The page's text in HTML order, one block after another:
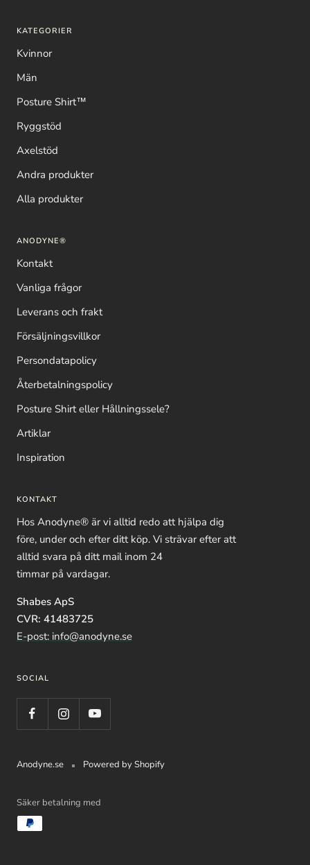
KATEGORIER
Kvinnor
Män
Posture Shirt™
Ryggstöd
Axelstöd
Andra produkter
Alla produkter
ANODYNE®
Kontakt
Vanliga frågor
Leverans och frakt
Försäljningsvillkor
Persondatapolicy
Återbetalningspolicy
Posture Shirt eller Hållningssele?
Artiklar
Inspiration
KONTAKT
Hos Anodyne® är vi alltid redo att hjälpa dig
före, under och efter ditt köp. Vi strävar efter att
alltid svara på ditt mail inom 24
timmar på vardagar.
Shabes ApS
CVR: 41483725
E-post: info@anodyne.se
SOCIAL
Anodyne.se Powered by Shopify
Säker betalning med